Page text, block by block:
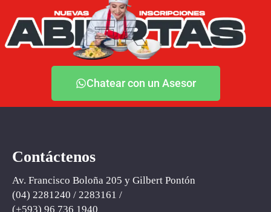
Chatear con un Asesor
Contáctenos
Av. Francisco Boloña 205 y Gilbert Pontón
(04) 2281240 / 2283161 /
(+593) ‪96 736 1940‬